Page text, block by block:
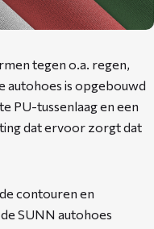
tegen o.a. regen,
autohoes is opgebouwd
PU-tussenlaag en een
dat ervoor zorgt dat
contouren en
SUNN autohoes